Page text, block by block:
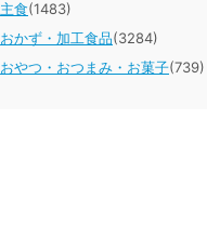
主食(1483)
おかず・加工食品(3284)
おやつ・おつまみ・お菓子(739)